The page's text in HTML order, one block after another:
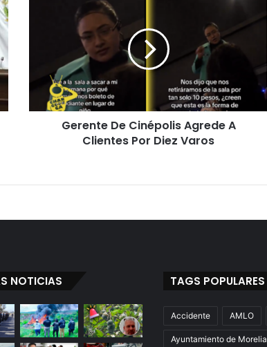
Clientes
Varos
Gerente De Cinépolis Agrede A
Clientes Por Diez Varos
NOTICIAS TAGS POPULARES
Accidente AMLO
Ayuntamiento de Morelia